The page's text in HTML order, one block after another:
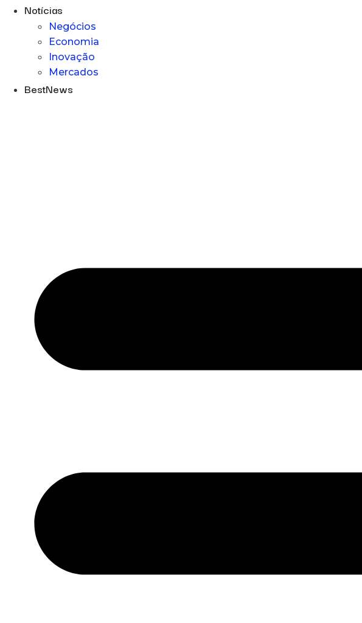
Notícias
Negócios
Economia
Inovação
Mercados
BestNews